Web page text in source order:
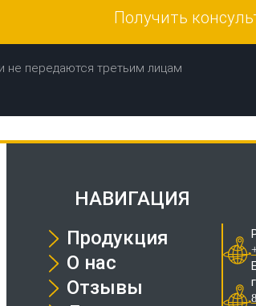
Получить
передаются третьим лицам
НАВИГАЦИЯ
Продукция
О нас
Отзывы